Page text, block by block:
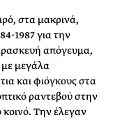
στα μακρινά,
1987 για την
απόγευμα,
με μεγάλα
και φιόγκους στα
ραντεβού στην
κοινό. Την έλεγαν